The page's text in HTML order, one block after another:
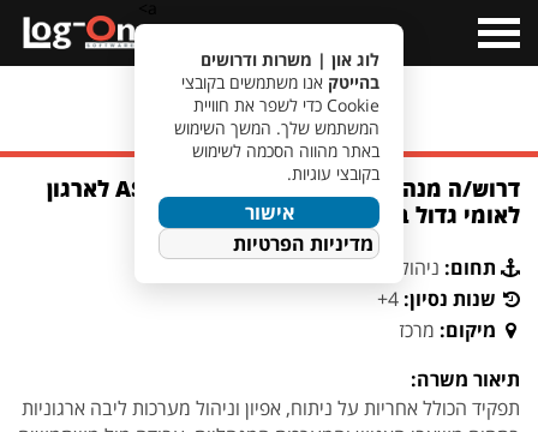
Menu
מעבר לחיפוש משרות
דרוש/ה מנהל/ת ומנתח/ת מערכות AS400 לארגון
לאומי גדול במרכז הארץ
תחום: ניהול פרויקטים וניתוח מערכות
שנות נסיון: 4+
מיקום: מרכז
תיאור משרה:
תפקיד הכולל אחריות על ניתוח, אפיון וניהול מערכות ליבה ארגוניות
לוג און | משרות ודרושים
בהייטק אנו משתמשים בקובצי
Cookie כדי לשפר את חוויית
המשתמש שלך. המשך השימוש
באתר מהווה הסכמה לשימוש
בקובצי עוגיות.
אישור
מדיניות הפרטיות